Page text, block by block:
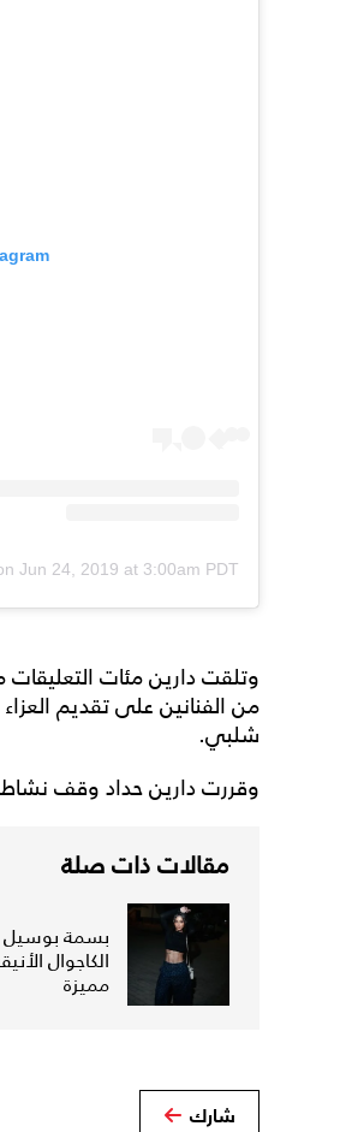
Jun 24, 2019 at 3:00am PDT
وتلقت دارين مئات التعليقات
من الفنانين على تقديم
شلبي.
وقررت دارين حداد وقف
مقالات ذات صلة
بسمة بوسيل
الكاجوال
مميزة
شارك